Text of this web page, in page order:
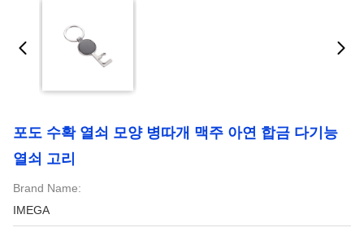
포도 수확 열쇠 모양 병따개 맥주 아연 합금 다기능
열쇠 고리
Brand Name:
IMEGA